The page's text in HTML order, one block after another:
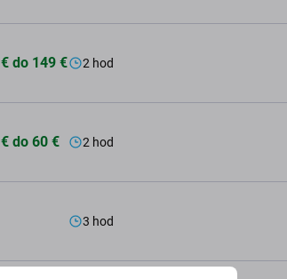
do 149 € 2 hod
do 60 € 2 hod
3 hod